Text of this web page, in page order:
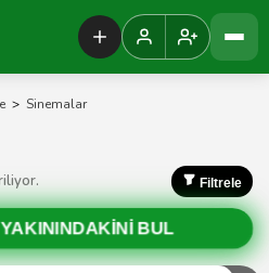
> Sinemalar
Filtrele
BUL